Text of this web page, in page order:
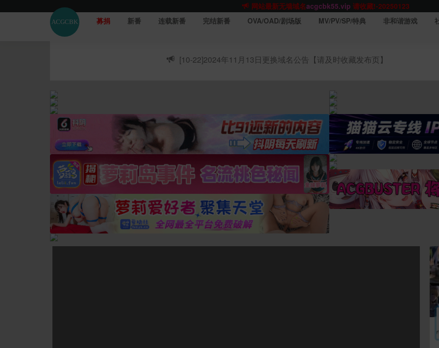
网站TG群聊t.me/acgbuster请收藏!
ACGCBK官方App
点击下载永不迷路！
ACGCBK官方App
点击下载 永不迷路！
acgcbk55.vip
acgcbk.vip
ACGCBK官方App点击下载永不迷路！
网站最新无墙域名acgcbk55.vip请收藏!-20250123
募捐 新番 连载新番 完结新番 OVA/OAD/剧场版 MV/PV/SP/特典 非和谐游戏
[10-22]2024年11月13日更换域名公告【请及时收藏发布页】